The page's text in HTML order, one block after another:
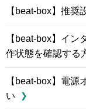
【beat-box】推奨
【beat-box】イ
作状態を確認する
【beat-box】電源
い